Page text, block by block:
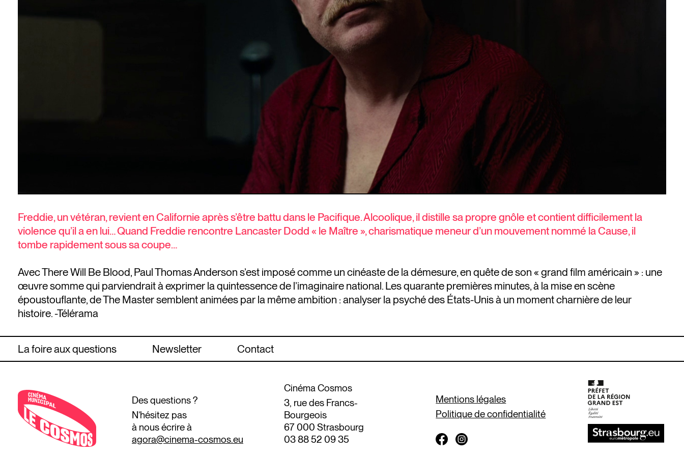
Freddie, un vétéran, revient en Californie après s’être battu dans le Pacifique. Alcoolique, il distille sa propre gnôle et contient difficilement la
violence qu’il a en lui… Quand Freddie rencontre Lancaster Dodd « le Maître », charismatique meneur d’un mouvement nommé la Cause, il
tombe rapidement sous sa coupe…
Avec There Will Be Blood, Paul Thomas Anderson s’est imposé comme un cinéaste de la démesure, en quête de son « grand film américain » : une
œuvre somme qui parviendrait à exprimer la quintessence de l’imaginaire national. Les quarante premières minutes, à la mise en scène
époustouflante, de The Master semblent animées par la même ambition : analyser la psyché des États-Unis à un moment charnière de leur
histoire. -Télérama
La foire aux questions Newsletter Contact
Des questions ?
N’hésitez pas
à nous écrire à
agora@cinema-cosmos.eu
Cinéma Cosmos
3, rue des Francs-
Bourgeois
67 000 Strasbourg
03 88 52 09 35
Mentions légales
Politique de confidentialité